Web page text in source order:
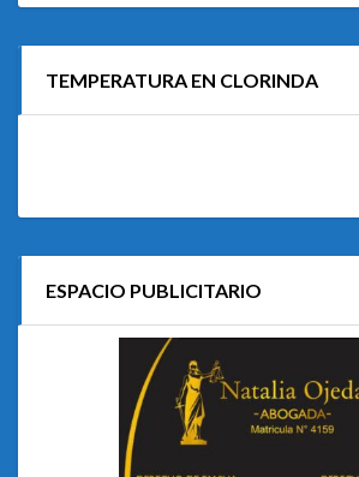
TEMPERATURA EN CLORINDA
ESPACIO PUBLICITARIO